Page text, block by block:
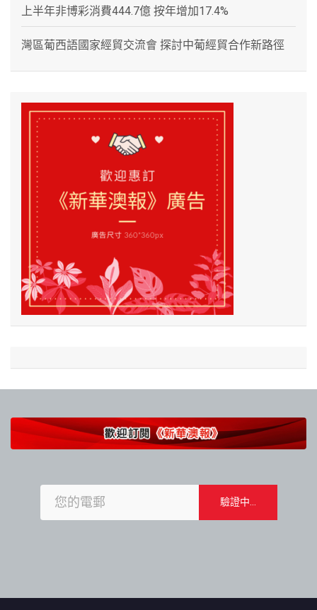
上半年非博彩消費444.7億 按年增加17.4%
灣區葡西語國家經貿交流會 探討中葡經貿合作新路徑